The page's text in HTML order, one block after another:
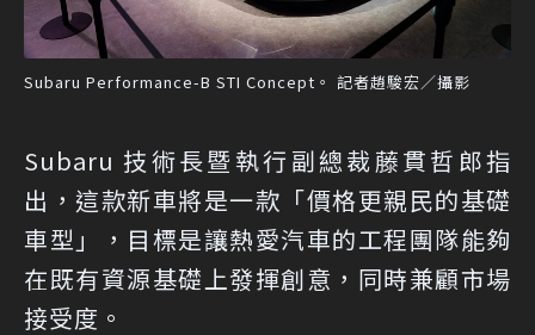
Subaru Performance-B STI Concept。 記者趙駿宏／攝影
Subaru 技術長暨執行副總裁藤貫哲郎指
出，這款新車將是一款「價格更親民的基礎
車型」，目標是讓熱愛汽車的工程團隊能夠
在既有資源基礎上發揮創意，同時兼顧市場
接受度。